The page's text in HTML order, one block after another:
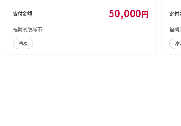
寄付金額 50,000円
福岡県飯塚市
冷凍
寄付
福岡
冷